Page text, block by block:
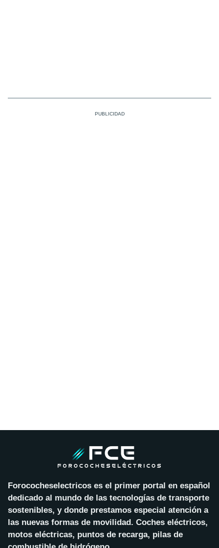
Forococheselectricos es el primer portal en español
dedicado al mundo de las tecnologías de transporte
sostenibles, y donde prestamos especial atención a
las nuevas formas de movilidad. Coches eléctricos,
motos eléctricas, puntos de recarga, pilas de